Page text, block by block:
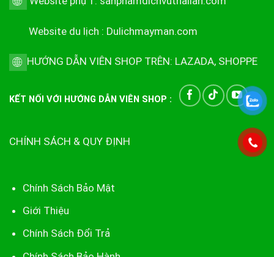
Website du lịch : Dulichmayman.com
HƯỚNG DẪN VIÊN SHOP TRÊN: LAZADA, SHOPPE
KẾT NỐI VỚI HƯỚNG DẪN VIÊN SHOP :
CHÍNH SÁCH & QUY ĐỊNH
Chính Sách Bảo Mật
Giới Thiệu
Chính Sách Đổi Trả